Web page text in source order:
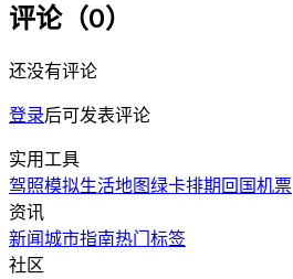
评论（0）
还没有评论
登录后可发表评论
实用工具
驾照模拟生活地图绿卡排期 回国机票
资讯
新闻城市指南热门标签
社区